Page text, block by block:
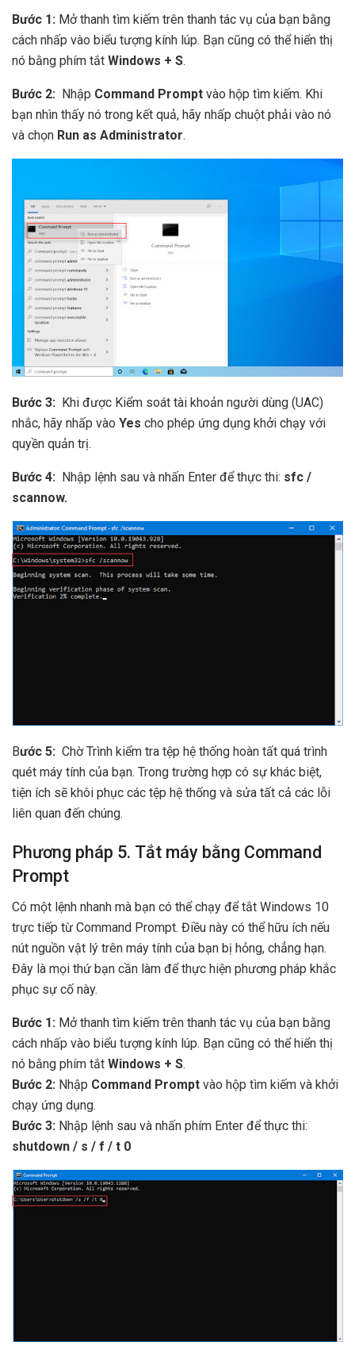
Bước 1: Mở thanh tìm kiếm trên thanh tác vụ của bạn bằng
cách nhấp vào biểu tượng kính lúp. Bạn cũng có thể hiển thị
nó bằng phím tắt Windows + S.
Bước 2: Nhập Command Prompt vào hộp tìm kiếm. Khi
bạn nhìn thấy nó trong kết quả, hãy nhấp chuột phải vào nó
và chọn Run as Administrator.
Bước 3: Khi được Kiểm soát tài khoản người dùng (UAC)
nhắc, hãy nhấp vào Yes cho phép ứng dụng khởi chạy với
quyền quản trị.
Bước 4: Nhập lệnh sau và nhấn Enter để thực thi: sfc /
scannow.
Bước 5: Chờ Trình kiểm tra tệp hệ thống hoàn tất quá trình
quét máy tính của bạn. Trong trường hợp có sự khác biệt,
tiện ích sẽ khôi phục các tệp hệ thống và sửa tất cả các lỗi
liên quan đến chúng.
Phương pháp 5. Tắt máy bằng Command
Prompt
Có một lệnh nhanh mà bạn có thể chạy để tắt Windows 10
trực tiếp từ Command Prompt. Điều này có thể hữu ích nếu
nút nguồn vật lý trên máy tính của bạn bị hỏng, chẳng hạn.
Đây là mọi thứ bạn cần làm để thực hiện phương pháp khắc
phục sự cố này.
Bước 1: Mở thanh tìm kiếm trên thanh tác vụ của bạn bằng
cách nhấp vào biểu tượng kính lúp. Bạn cũng có thể hiển thị
nó bằng phím tắt Windows + S.
Bước 2: Nhập Command Prompt vào hộp tìm kiếm và khởi
chạy ứng dụng.
Bước 3: Nhập lệnh sau và nhấn phím Enter để thực thi:
shutdown / s / f / t 0